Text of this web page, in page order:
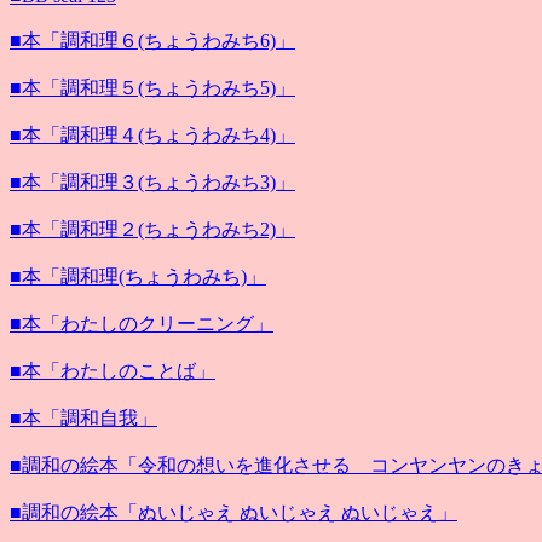
■本「調和理６(ちょうわみち6)」
■本「調和理５(ちょうわみち5)」
■本「調和理４(ちょうわみち4)」
■本「調和理３(ちょうわみち3)」
■本「調和理２(ちょうわみち2)」
■本「調和理(ちょうわみち)」
■本「わたしのクリーニング」
■本「わたしのことば」
■本「調和自我」
■調和の絵本「令和の想いを進化させる コンヤンヤンのきょ
■調和の絵本「ぬいじゃえ ぬいじゃえ ぬいじゃえ」